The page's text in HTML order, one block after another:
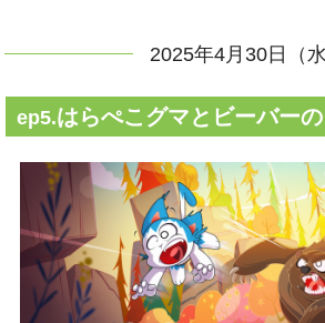
2025年4月30日（水
ep5.はらぺこグマとビーバー